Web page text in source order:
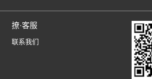
撩·客服
联系我们